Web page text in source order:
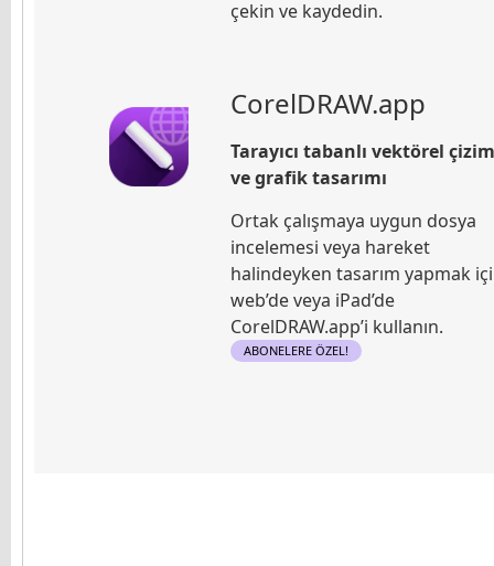
çekin ve kaydedin.
CorelDRAW.app
Tarayıcı tabanlı vektörel çizim
ve grafik tasarımı
Ortak çalışmaya uygun dosya
incelemesi veya hareket
halindeyken tasarım yapmak
web’de veya iPad’de
CorelDRAW.app’i kullanın.
ABONELERE ÖZEL!